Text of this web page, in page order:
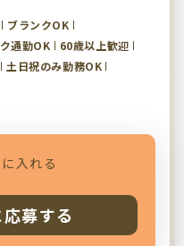
ブランクOK
通勤OK
60歳以上歓迎
土日祝のみ勤務OK
入れる
募する